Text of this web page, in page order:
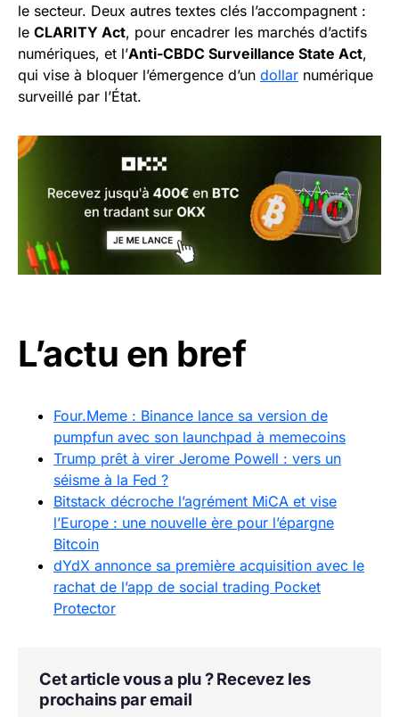
le secteur. Deux autres textes clés l’accompagnent :
le CLARITY Act, pour encadrer les marchés d’actifs
numériques, et l’Anti-CBDC Surveillance State Act,
qui vise à bloquer l’émergence d’un dollar numérique
surveillé par l’État.
L’actu en bref
Four.Meme : Binance lance sa version de
pumpfun avec son launchpad à memecoins
Trump prêt à virer Jerome Powell : vers un
séisme à la Fed ?
Bitstack décroche l’agrément MiCA et vise
l’Europe : une nouvelle ère pour l’épargne
Bitcoin
dYdX annonce sa première acquisition avec le
rachat de l’app de social trading Pocket
Protector
Cet article vous a plu ? Recevez les
prochains par email